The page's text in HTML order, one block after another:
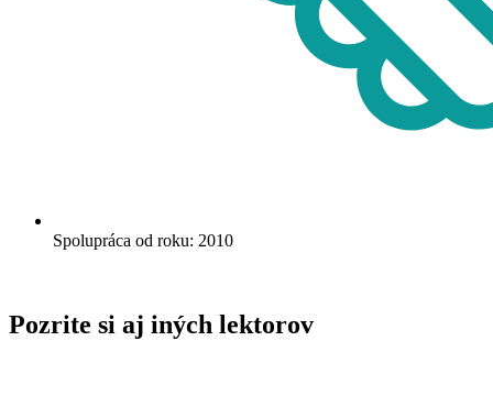
Spolupráca od roku: 2010
Pozrite si aj iných lektorov